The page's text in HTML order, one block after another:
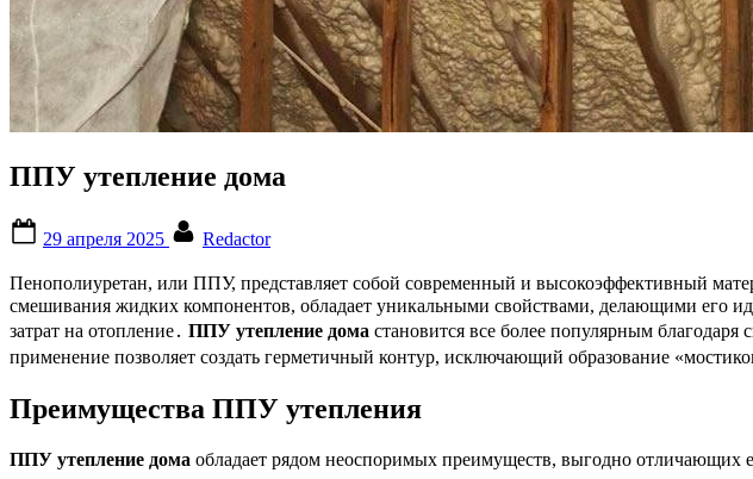
ППУ утепление дома
on
29 апреля 2025 Redactor
Пенополиуретан, или ППУ, представляет собой современный и высокоэффективный
смешивания жидких компонентов, обладает уникальными свойствами, делающими его
затрат на отопление․ ППУ утепление дома становится все более популярным
применение позволяет создать герметичный контур, исключающий образование
Преимущества ППУ утепления
ППУ утепление дома обладает рядом неоспоримых преимуществ, выгодно отличающих